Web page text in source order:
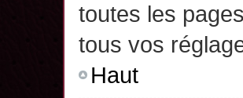
toutes les
tous vos
Haut